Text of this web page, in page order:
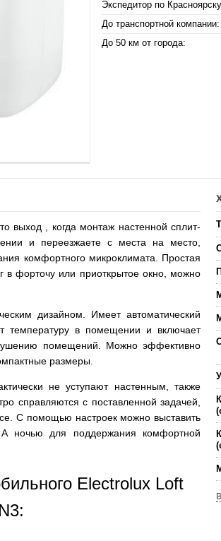
Экспедитор по
До транспортной компании:
До 50 км от города:
выход , когда монтаж настенной сплит-
и переезжаете с места на место,
комфортного микроклимата. Простая
в форточу или приоткрытое окно, можно
дизайном. Имеет автоматический
температуру в помещении и включает
помещений. Можно эффективно
размеры.
не уступают настенным, также
справляются с поставленной задачей,
С помощью настроек можно выставить
А ночью для поддержания комфортной
Electrolux Loft